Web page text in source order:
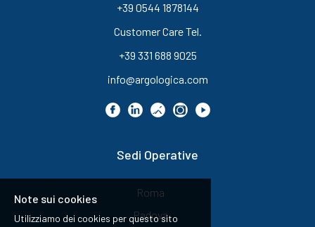
+39 0544 1878144
Customer Care Tel.
+39 331 688 9025
info@argologica.com
Sedi Operative
Roma
Padova
Note sui cookies
Utilizziamo dei cookies per questo sito